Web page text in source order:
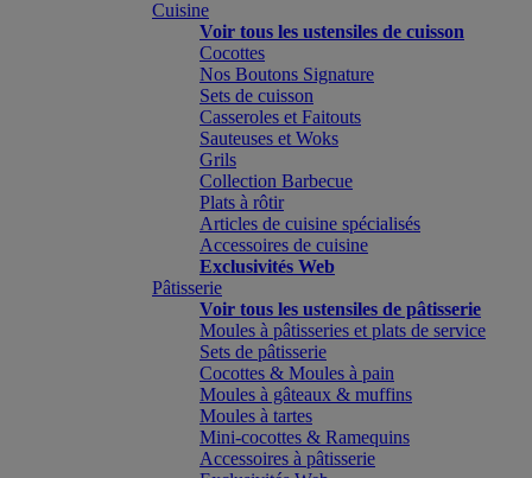
Cuisine
Voir tous les ustensiles de cuisson
Cocottes
Nos Boutons Signature
Sets de cuisson
Casseroles et Faitouts
Sauteuses et Woks
Grils
Collection Barbecue
Plats à rôtir
Articles de cuisine spécialisés
Accessoires de cuisine
Exclusivités Web
Pâtisserie
Voir tous les ustensiles de pâtisserie
Moules à pâtisseries et plats de service
Sets de pâtisserie
Cocottes & Moules à pain
Moules à gâteaux & muffins
Moules à tartes
Mini-cocottes & Ramequins
Accessoires à pâtisserie